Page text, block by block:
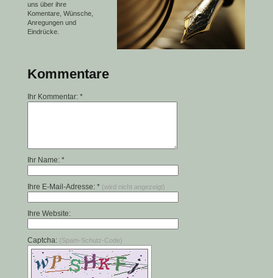
uns über ihre
Komentare, Wünsche,
Anregungen und
Eindrücke.
Kommentare
Ihr Kommentar: *
Ihr Name: *
Ihre E-Mail-Adresse: * (wird nicht angezeigt)
Ihre Website:
Captcha: (Spam-Schutz-Code)